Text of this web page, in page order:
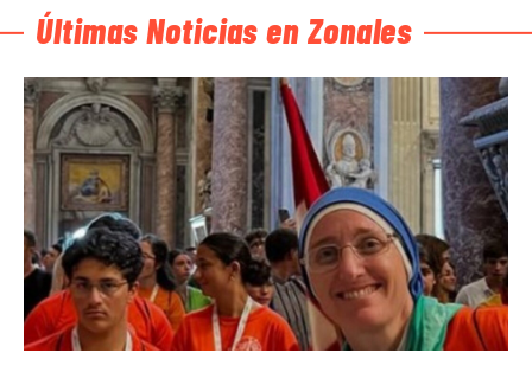
Últimas Noticias en Zonales